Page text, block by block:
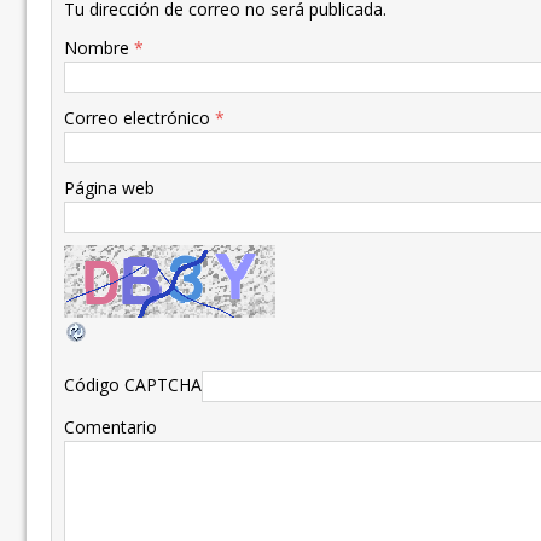
Tu dirección de correo no será publicada.
Nombre *
Correo electrónico *
Página web
Código CAPTCHA
Comentario